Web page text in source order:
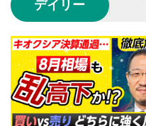
動画が全画面で表示さ
のサイズに戻ります。
デイリー